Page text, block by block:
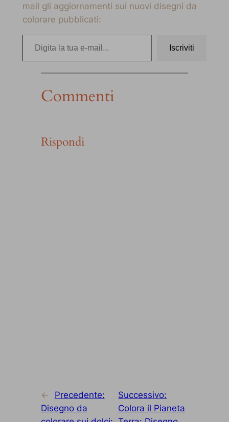
mail gli aggiornamenti sui nuovi disegni da
colorare pubblicati:
Digita la tua e-mail…
Iscriviti
Commenti
Rispondi
←
Precedente:
Disegno da
Successivo:
Colora il Pianeta